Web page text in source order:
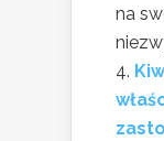
na